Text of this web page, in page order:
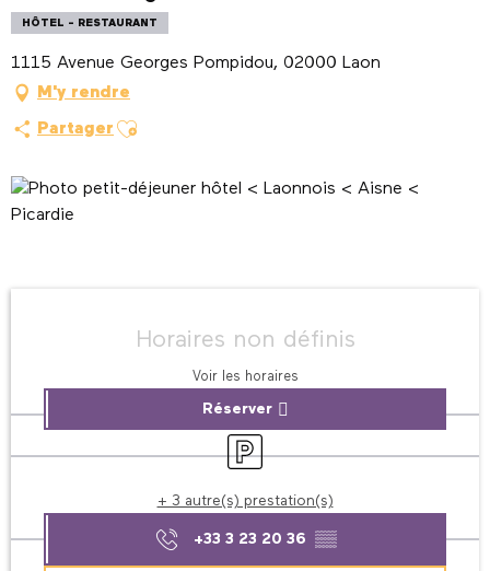
HÔTEL - RESTAURANT
1115 Avenue Georges Pompidou, 02000 Laon
M'y rendre
Partager Ajouter aux favoris
Horaires non définis
Voir les horaires
Réserver
Parking
+ 3 autre(s) prestation(s)
+33 3 23 20 36 ▒▒